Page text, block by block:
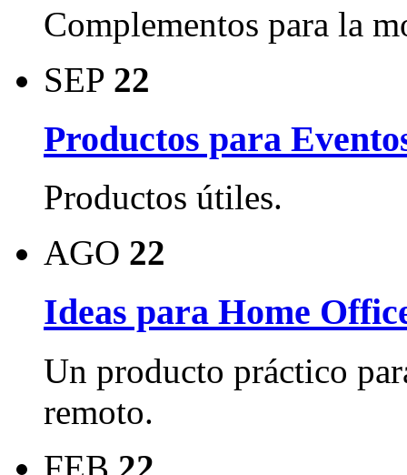
Complementos para la
SEP 22
Productos para
Productos útiles.
AGO 22
Ideas para Home
Un producto práctico
remoto.
FEB 22